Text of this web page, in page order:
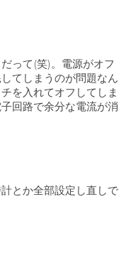
って(笑)。電源がオフ
てしまうのが問題なん
を入れてオフしてしま
回路で余分な電流が消
とか全部設定し直しで